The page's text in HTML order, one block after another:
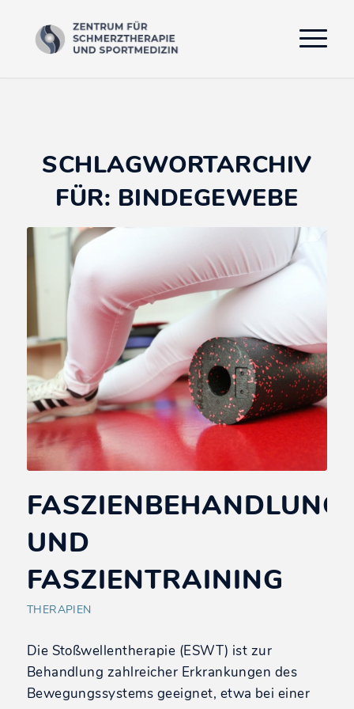
SCHLAGWORTARCHIV
FÜR: BINDEGEWEBE
FASZIENBEHANDLUNG
UND
FASZIENTRAINING
THERAPIEN
Die Stoßwellentherapie (ESWT) ist zur
Behandlung zahlreicher Erkrankungen des
Bewegungssystems geeignet, etwa bei einer